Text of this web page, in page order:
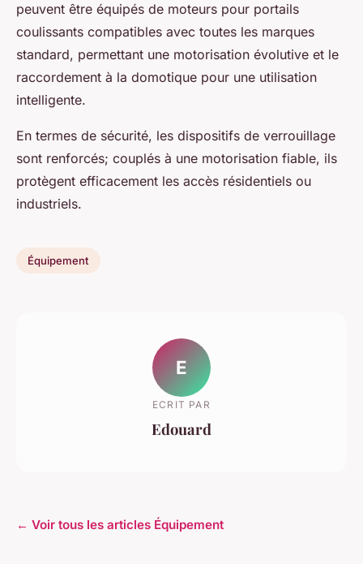
peuvent être équipés de moteurs pour portails
coulissants compatibles avec toutes les marques
standard, permettant une motorisation évolutive et le
raccordement à la domotique pour une utilisation
intelligente.
En termes de sécurité, les dispositifs de verrouillage
sont renforcés; couplés à une motorisation fiable, ils
protègent efficacement les accès résidentiels ou
industriels.
Équipement
E
ECRIT PAR
Edouard
← Voir tous les articles Équipement